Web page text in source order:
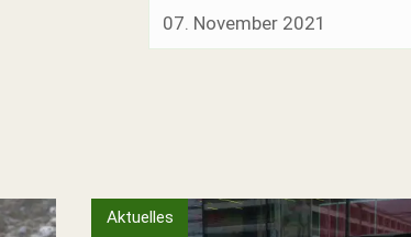
07. November 2021
Aktuelles